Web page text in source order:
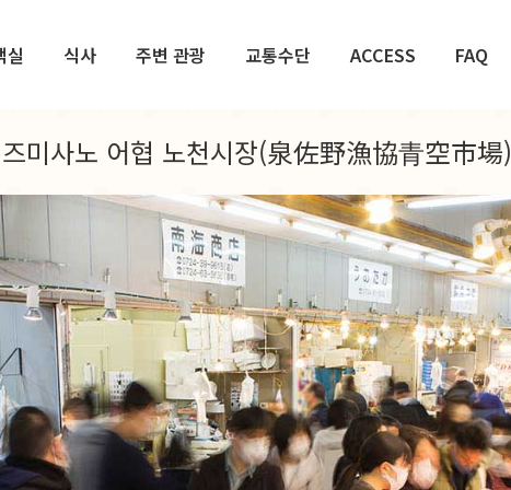
실 식사 주변 관광 교통수단 ACCESS FAQ
미사노 어협 노천시장(泉佐野漁協青空市場)